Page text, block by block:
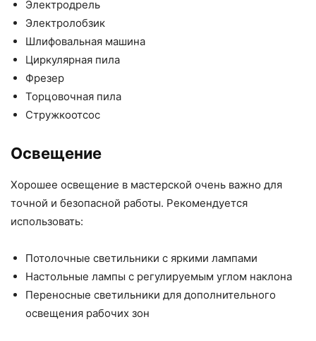
Электродрель
Электролобзик
Шлифовальная машина
Циркулярная пила
Фрезер
Торцовочная пила
Стружкоотсос
Освещение
Хорошее освещение в мастерской очень важно для
точной и безопасной работы. Рекомендуется
использовать:
Потолочные светильники с яркими лампами
Настольные лампы с регулируемым углом наклона
Переносные светильники для дополнительного
освещения рабочих зон